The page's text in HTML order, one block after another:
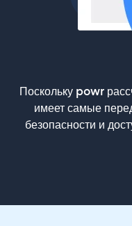
Поскольку powr
имеет самые
безопасности и